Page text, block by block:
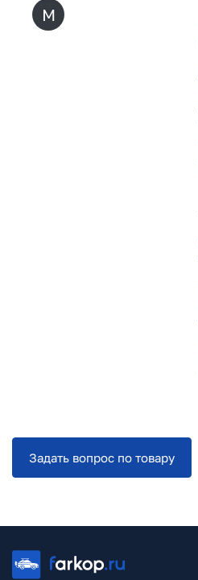
М
Задать вопрос по товару